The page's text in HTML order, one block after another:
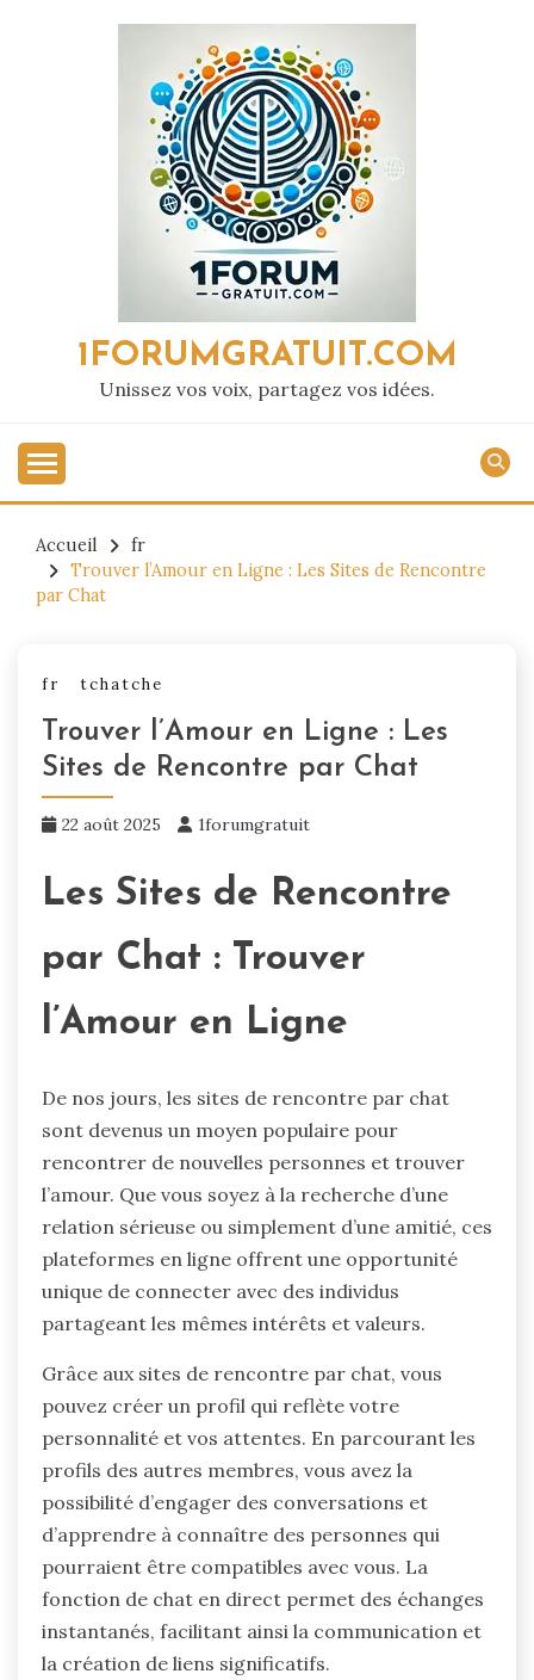
1FORUMGRATUIT.COM
Unissez vos voix, partagez vos idées.
Accueil
fr
Trouver l’Amour en Ligne : Les Sites de Rencontre
par Chat
fr tchatche
Trouver l’Amour en Ligne : Les
Sites de Rencontre par Chat
22 août 2025 1forumgratuit
Les Sites de Rencontre
par Chat : Trouver
l’Amour en Ligne
De nos jours, les sites de rencontre par chat
sont devenus un moyen populaire pour
rencontrer de nouvelles personnes et trouver
l’amour. Que vous soyez à la recherche d’une
relation sérieuse ou simplement d’une amitié, ces
plateformes en ligne offrent une opportunité
unique de connecter avec des individus
partageant les mêmes intérêts et valeurs.
Grâce aux sites de rencontre par chat, vous
pouvez créer un profil qui reflète votre
personnalité et vos attentes. En parcourant les
profils des autres membres, vous avez la
possibilité d’engager des conversations et
d’apprendre à connaître des personnes qui
pourraient être compatibles avec vous. La
fonction de chat en direct permet des échanges
instantanés, facilitant ainsi la communication et
la création de liens significatifs.